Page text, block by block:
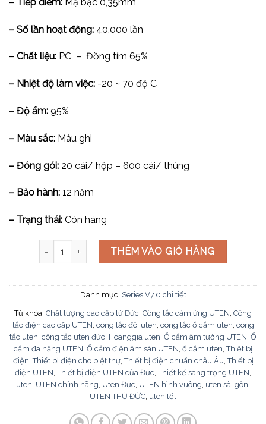
– Số lần hoạt động: 40,000 lần
– Chất liệu: PC – Đồng tím 65%
– Nhiệt độ làm việc: -20 ~ 70 độ C
– Độ ẩm: 95%
– Màu sắc: Màu ghi
– Đóng gói: 20 cái/ hộp – 600 cái/ thùng
– Bảo hành: 12 năm
– Trạng thái: Còn hàng
Công tắc 2 chiều cỡ XS V7.0PGK32/L số lượng
THÊM VÀO GIỎ HÀNG
Danh mục: Series V7.0 chi tiết
Từ khóa: Chất lượng cao cấp từ Đức Công tắc cảm ứng UTEN Công
tắc điện cao cấp UTEN công tắc đôi uten công tắc ổ cắm uten công
tắc uten công tắc uten đức Hoanggia uten Ổ cắm âm tường UTEN Ổ
cắm đa năng UTEN Ổ cắm điện âm sàn UTEN ổ cắm uten ,Thiết bị
điện ,Thiết bị điện cho biệt thự,Thiết bị điện chuẩn châu Âu ,Thiết bị
điện UTEN ,Thiết bị điện UTEN của Đức ,Thiết kế sang trọng UTEN
uten UTEN chính hãng Uten Đức UTEN hình vuông uten sài gòn
UTEN THỦ ĐỨC uten tốt